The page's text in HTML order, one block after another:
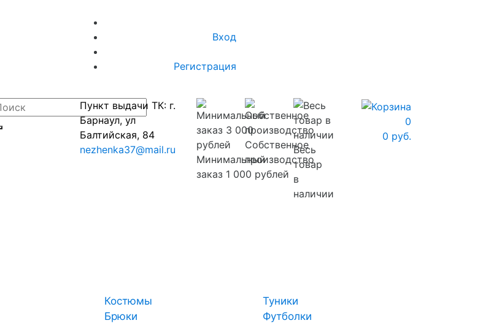
Вход
Регистрация
Пункт выдачи ТК: г.
Барнаул, ул
Балтийская, 84
nezhenka37@mail.ru
Минимальный
заказ 1 000 рублей
Собственное
производство
Весь
товар
в
наличии
0
0 руб.
Костюмы
Туники
Брюки
Футболки